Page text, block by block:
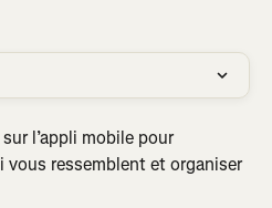
l’appli mobile pour
ressemblent et organiser